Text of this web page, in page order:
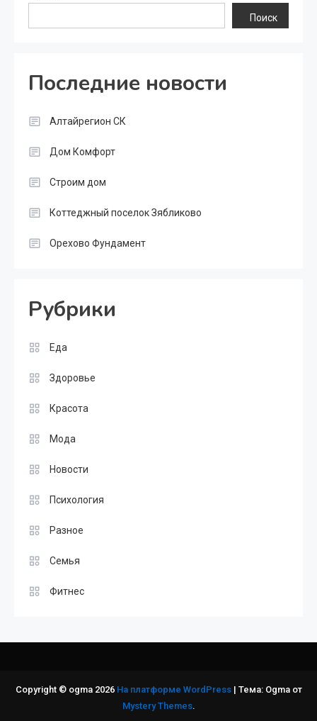
Поиск
Последние новости
Алтайрегион СК
Дом Комфорт
Строим дом
Коттеджный поселок Зябликово
Орехово Фундамент
Рубрики
Еда
Здоровье
Красота
Мода
Новости
Психология
Разное
Семья
Фитнес
Copyright © ogma 2026 На платформе WordPress | Тема: Ogma от
Mystery Themes.